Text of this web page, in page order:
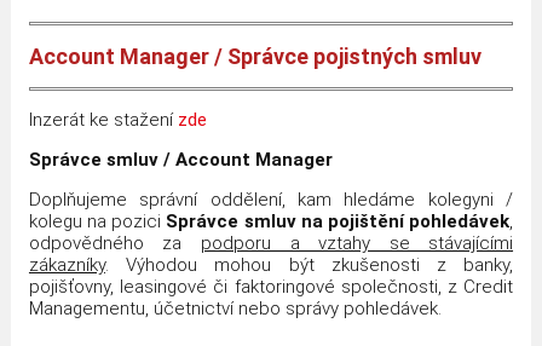
Account Manager / Správce pojistných smluv
Inzerát ke stažení zde
Správce smluv / Account Manager
Doplňujeme správní oddělení, kam hledáme kolegyni /
kolegu na pozici Správce smluv na pojištění pohledávek
odpovědného za podporu a vztahy se stávajícími
zákazníky. Výhodou mohou být zkušenosti z banky,
pojišťovny, leasingové či faktoringové společnosti, z Credit
Managementu, účetnictví nebo správy pohledávek.